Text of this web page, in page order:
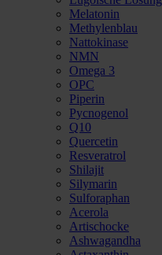
Melatonin
Methylenblau
Nattokinase
NMN
Omega 3
OPC
Piperin
Pycnogenol
Q10
Quercetin
Resveratrol
Shilajit
Silymarin
Sulforaphan
Acerola
Artischocke
Ashwagandha